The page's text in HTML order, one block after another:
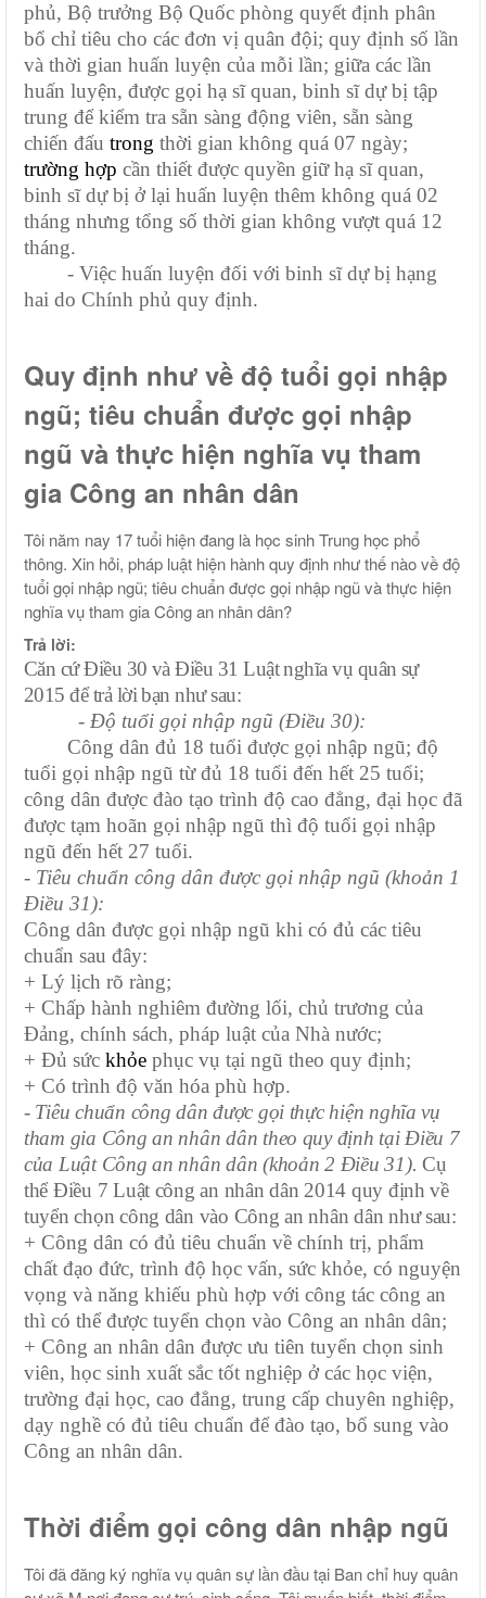
phủ, Bộ trưởng Bộ Quốc phòng quyết định phân
bổ chỉ tiêu cho các đơn vị quân đội; quy định số lần
và thời gian huấn luyện của mỗi lần; giữa các lần
huấn luyện, được gọi hạ sĩ quan, binh sĩ dự bị tập
trung để kiểm tra sẵn sàng động viên, sẵn sàng
chiến đấu trong thời gian không quá 07 ngày;
trường hợp cần thiết được quyền giữ hạ sĩ quan,
binh sĩ dự bị ở lại huấn luyện thêm không quá 02
tháng nhưng tổng số thời gian không vượt quá 12
tháng.
- Việc huấn luyện đối với binh sĩ dự bị hạng
hai do Chính phủ quy định.
Quy định như về độ tuổi gọi nhập
ngũ; tiêu chuẩn được gọi nhập
ngũ và thực hiện nghĩa vụ tham
gia Công an nhân dân
Tôi năm nay 17 tuổi hiện đang là học sinh Trung học phổ
thông. Xin hỏi, pháp luật hiện hành quy định như thế nào về độ
tuổi gọi nhập ngũ; tiêu chuẩn được gọi nhập ngũ và thực hiện
nghĩa vụ tham gia Công an nhân dân?
Trả lời:
Căn cứ Điều 30 và Điều 31 Luật nghĩa vụ quân sự
2015 để trả lời bạn như sau:
- Độ tuổi gọi nhập ngũ (Điều 30):
Công dân đủ 18 tuổi được gọi nhập ngũ; độ
tuổi gọi nhập ngũ từ đủ 18 tuổi đến hết 25 tuổi;
công dân được đào tạo trình độ cao đẳng, đại học đã
được tạm hoãn gọi nhập ngũ thì độ tuổi gọi nhập
ngũ đến hết 27 tuổi.
- Tiêu chuẩn công dân được gọi nhập ngũ (khoản 1
Điều 31):
Công dân được gọi nhập ngũ khi có đủ các tiêu
chuẩn sau đây:
+ Lý lịch rõ ràng;
+ Chấp hành nghiêm đường lối, chủ trương của
Đảng, chính sách, pháp luật của Nhà nước;
+ Đủ sức khỏe phục vụ tại ngũ theo quy định;
+ Có trình độ văn hóa phù hợp.
- Tiêu chuẩn công dân được gọi thực hiện nghĩa vụ
tham gia Công an nhân dân theo quy định tại Điều 7
của Luật Công an nhân dân (khoản 2 Điều 31). Cụ
thể Điều 7 Luật công an nhân dân 2014 quy định về
tuyển chọn công dân vào Công an nhân dân như sau:
+ Công dân có đủ tiêu chuẩn về chính trị, phẩm
chất đạo đức, trình độ học vấn, sức khỏe, có nguyện
vọng và năng khiếu phù hợp với công tác công an
thì có thể được tuyển chọn vào Công an nhân dân;
+ Công an nhân dân được ưu tiên tuyển chọn sinh
viên, học sinh xuất sắc tốt nghiệp ở các học viện,
trường đại học, cao đẳng, trung cấp chuyên nghiệp,
dạy nghề có đủ tiêu chuẩn để đào tạo, bổ sung vào
Công an nhân dân.
Thời điểm gọi công dân nhập ngũ
Tôi đã đăng ký nghĩa vụ quân sự lần đầu tại Ban chỉ huy quân